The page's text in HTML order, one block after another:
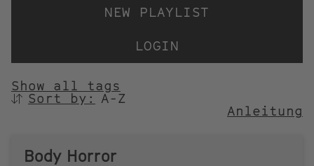
NEW PLAYLIST
LOGIN
Show all tags
SORTIEREN
Sort by:
Anleitung
Body Horror